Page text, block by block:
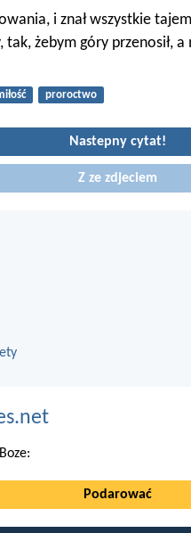
i znał wszystkie
żebym góry przenosił, a
proroctwo
Nastepny cytat!
Z ze zdjeciem
Podarować